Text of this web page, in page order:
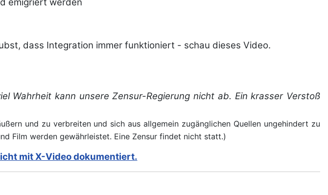
emigriert werden
dass Integration immer funktioniert - schau dieses Video.
Wahrheit kann unsere Zensur-Regierung nicht ab. Ein krasser Verstoß
und zu verbreiten und sich aus allgemein zugänglichen Quellen ungehindert zu
Film werden gewährleistet. Eine Zensur findet nicht statt.)
mit X-Video dokumentiert.